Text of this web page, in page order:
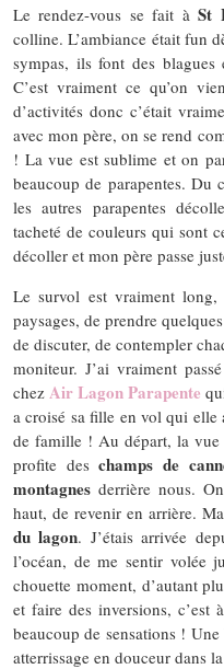
Le rendez-vous se fait àSt
colline. L’ambiance était fun
sympas, ils font des blagues
C’est vraiment ce qu’on
d’activités donc c’était
avec mon père, on se rend
! La vue est sublime et on
beaucoup de parapentes.
les autres parapentes
tacheté de couleurs qui sont
décoller et mon père passe
Le survol est vraiment
paysages, de prendre
de discuter, de contempler
moniteur. J’ai vraiment
chez Air Lagon Parapente
a croisé sa fille en vol qui
de famille ! Au départ, la
profite deschamps de
montagnes derrière nous.
haut, de revenir en arrière.
du lagon. J’étais arrivée
l’océan, de me sentir volée
chouette moment, d’autant
et faire des inversions, c’est
beaucoup de sensations !
atterrissage en douceur dans